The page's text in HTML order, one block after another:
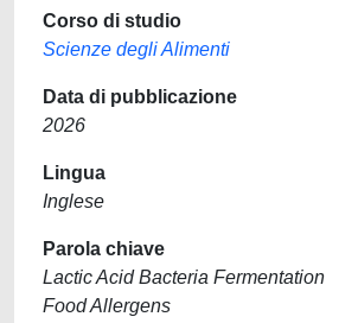
Corso di studio
Scienze degli Alimenti
Data di pubblicazione
2026
Lingua
Inglese
Parola chiave
Lactic Acid Bacteria Fermentation
Food Allergens